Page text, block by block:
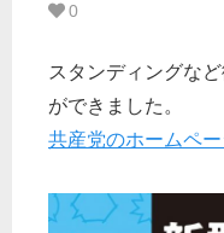
0
スタンディングな
ができました。
共産党のホームペー